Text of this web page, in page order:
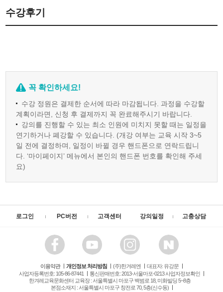
수강후기
꼭 확인하세요!
수강 정원은 결제한 순서에 따라 마감됩니다. 과정을 수강할
계획이라면, 신청 후 결제까지 꼭 완료해주시기 바랍니다.
강의를 진행할 수 있는 최소 인원에 미치지 못할 때는 일정을
연기하거나 폐강할 수 있습니다. (개강 여부는 교육 시작 3~5
일 전에 결정하며, 일정이 바뀔 경우 핸드폰으로 연락드립니
다. ‘마이페이지’ 메뉴에서 본인의 핸드폰 번호를 확인해 주세
요)
로그인 PC버전 고객센터 강의일정 고충상담
이용약관 개인정보 처리방침 (주)한겨레엔
대표자: 유강문
사업자등록번호: 105-86-87441
통신판매번호: 2013-서울마포-0213 사업자정보확인
한겨레교육문화센터 교육장 : 서울특별시 마포구 백범로 18, 미화빌딩 5~8층
본점소재지 : 서울특별시 마포구 창전로 70, 5층(신수동)